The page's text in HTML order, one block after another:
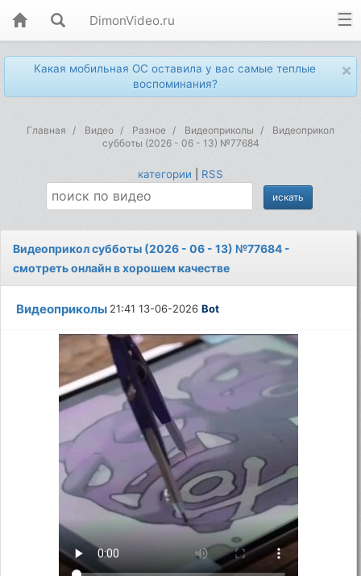
DimonVideo.ru
×
Какая мобильная ОС оставила у вас самые теплые
воспоминания?
Главная Видео Разное Видеоприколы
Видеоприкол
субботы (2026 - 06 - 13) №77684
категории RSS
Видеоприкол субботы (2026 - 06 - 13) №77684 -
смотреть онлайн в хорошем качестве
Видеоприколы 21:41 13-06-2026Bot